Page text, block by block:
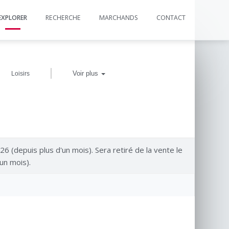
RECHERCHE MARCHANDS CONTACT
Loisirs | Voir plus
(depuis plus d'un mois). Sera retiré de la vente le
mois).